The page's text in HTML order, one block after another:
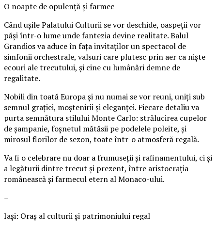
O noapte de opulență și farmec
Când ușile Palatului Culturii se vor deschide, oaspeții vor
păși într-o lume unde fantezia devine realitate. Balul
Grandios va aduce în fața invitaților un spectacol de
simfonii orchestrale, valsuri care plutesc prin aer ca niște
ecouri ale trecutului, și cine cu lumânări demne de
regalitate.
Nobili din toată Europa și nu numai se vor reuni, uniți sub
semnul grației, moștenirii și eleganței. Fiecare detaliu va
purta semnătura stilului Monte Carlo: strălucirea cupelor
de șampanie, foșnetul mătăsii pe podelele poleite, și
mirosul florilor de sezon, toate într-o atmosferă regală.
Va fi o celebrare nu doar a frumuseții și rafinamentului, ci și
a legăturii dintre trecut și prezent, între aristocrația
românească și farmecul etern al Monaco-ului.
–
Iași: Oraș al culturii și patrimoniului regal